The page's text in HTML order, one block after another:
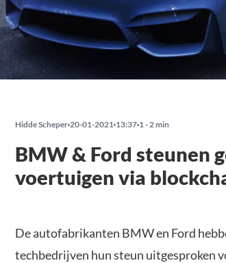
Hidde Scheper 20-01-2021 13:37 1 - 2 min
BMW & Ford steunen
voertuigen via
De autofabrikanten BMW en Ford
techbedrijven hun steun uitgesproken